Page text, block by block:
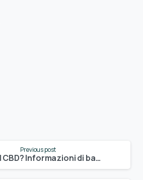
Previous post
Cos’è il CBD? Informazioni di base sul Cannabidiolo